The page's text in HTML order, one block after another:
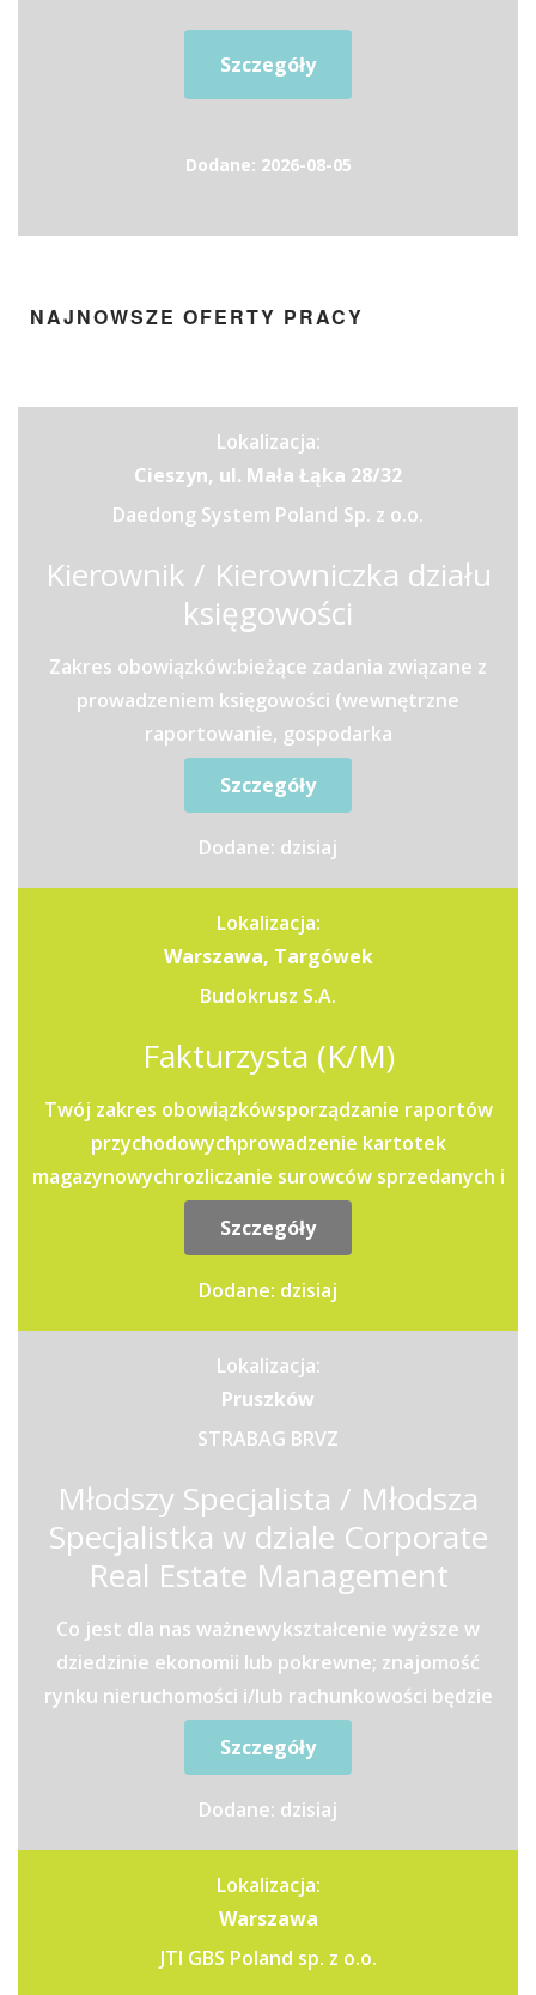
Szczegóły
Dodane: 2026-08-05
NAJNOWSZE OFERTY PRACY
Lokalizacja:
Cieszyn, ul. Mała Łąka 28/32
Daedong System Poland Sp. z o.o.
Kierownik / Kierowniczka działu
księgowości
Zakres obowiązków:bieżące zadania związane z
prowadzeniem księgowości (wewnętrzne
raportowanie, gospodarka
magazynowa),sprawozdawczość (GUS, NPB,...
Szczegóły
Dodane: dzisiaj
Lokalizacja:
Warszawa, Targówek
Budokrusz S.A.
Fakturzysta (K/M)
Twój zakres obowiązkówsporządzanie raportów
przychodowychprowadzenie kartotek
magazynowychrozliczanie surowców sprzedanych i
Szczegóły
Dodane: dzisiaj
Lokalizacja:
Pruszków
STRABAG BRVZ
Młodszy Specjalista / Młodsza
Specjalistka w dziale Corporate
Real Estate Management
Co jest dla nas ważnewykształcenie wyższe w
dziedzinie ekonomii lub pokrewne; znajomość
rynku nieruchomości i/lub rachunkowości będzie
Szczegóły
Dodane: dzisiaj
Lokalizacja:
Warszawa
JTI GBS Poland sp. z o.o.